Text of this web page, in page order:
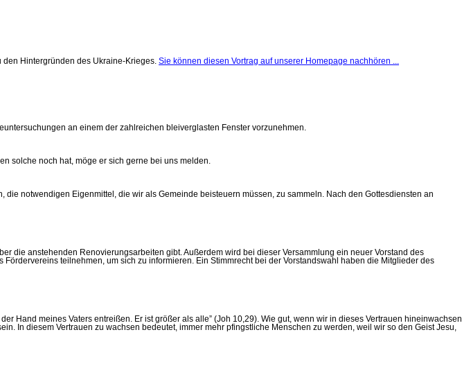
Hintergründen des Ukraine-Krieges. Sie können diesen Vortrag auf unserer Homepage nachhören ...
an einem der zahlreichen bleiverglasten Fenster vorzunehmen.
solche noch hat, möge er sich gerne bei uns melden.
notwendigen Eigenmittel, die wir als Gemeinde beisteuern müssen, zu sammeln. Nach den Gottesdiensten an
die anstehenden Renovierungsarbeiten gibt. Außerdem wird bei dieser Versammlung ein neuer Vorstand des
teilnehmen, um sich zu informieren. Ein Stimmrecht bei der Vorstandswahl haben die Mitglieder des
Hand meines Vaters entreißen. Er ist größer als alle” (Joh 10,29). Wie gut, wenn wir in dieses Vertrauen hineinwachsen
In diesem Vertrauen zu wachsen bedeutet, immer mehr pfingstliche Menschen zu werden, weil wir so den Geist Jesu,